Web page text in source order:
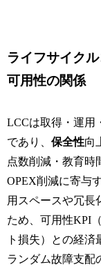
ライフサイク
可用性の関係
LCCは取得・運用
であり、保全性向
点数削減・教育時
OPEX削減に寄与
用スペースや冗長
ため、可用性KPI
ト損失）との経済
ランダム故障支配